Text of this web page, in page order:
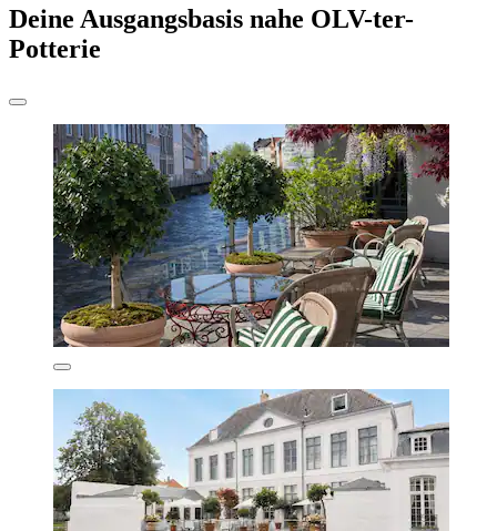
Deine Ausgangsbasis nahe OLV-ter-
Potterie